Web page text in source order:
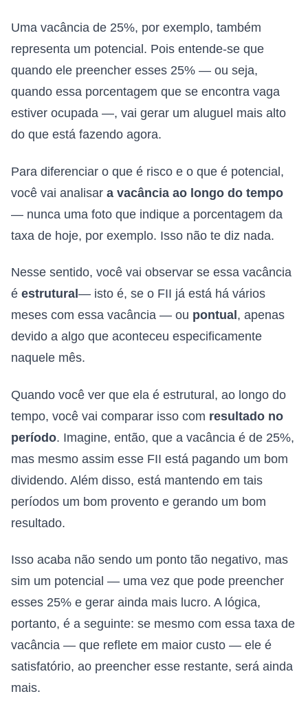
Uma vacância de 25%, por exemplo, também
representa um potencial. Pois entende-se que
quando ele preencher esses 25% — ou seja,
quando essa porcentagem que se encontra vaga
estiver ocupada —, vai gerar um aluguel mais alto
do que está fazendo agora.
Para diferenciar o que é risco e o que é potencial,
você vai analisar a vacância ao longo do tempo
— nunca uma foto que indique a porcentagem da
taxa de hoje, por exemplo. Isso não te diz nada.
Nesse sentido, você vai observar se essa vacância
é estrutural — isto é, se o FII já está há vários
meses com essa vacância — ou pontual , apenas
devido a algo que aconteceu especificamente
naquele mês.
Quando você ver que ela é estrutural, ao longo do
tempo, você vai comparar isso com resultado no
período. Imagine, então, que a vacância é de 25%,
mas mesmo assim esse FII está pagando um bom
dividendo. Além disso, está mantendo em tais
períodos um bom provento e gerando um bom
resultado.
Isso acaba não sendo um ponto tão negativo, mas
sim um potencial — uma vez que pode preencher
esses 25% e gerar ainda mais lucro. A lógica,
portanto, é a seguinte: se mesmo com essa taxa de
vacância — que reflete em maior custo — ele é
satisfatório, ao preencher esse restante, será ainda
mais.